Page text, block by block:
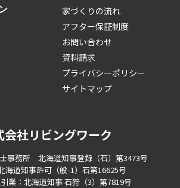
家づくりの流れ
アフター保証制度
お問い合わせ
資料請求
プライバシーポリシー
サイトマップ
会社リビングワーク
事務所 北海道知事登録（石）第3473号
海道知事許可（般-1）石第16625号
業：北海道知事 石狩（3）第7819号